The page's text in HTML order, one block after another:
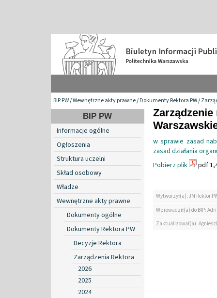
BIP PW/Wewnętrzne akty prawne/Dokumenty Rektora PW/
BIP PW
Informacje ogólne
Ogłoszenia
Struktura uczelni
Skład osobowy
Władze
Wewnętrzne akty prawne
Dokumenty ogólne
Dokumenty Rektora PW
Decyzje Rektora
Zarządzenia Rektora
2026
2025
2024
w sprawie zasad
zasad działania
Pobierz plik
pdf
Wytworzył(a): JM Rektor
Wprowadził(a) do BIP:
Zaktualizował(a):